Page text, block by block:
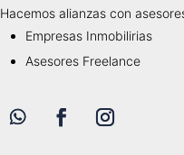
Hacemos alianzas con
Empresas Inmobilirias
Asesores Freelance